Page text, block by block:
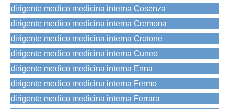
dirigente medico medicina interna Cosenza
dirigente medico medicina interna Cremona
dirigente medico medicina interna Crotone
dirigente medico medicina interna Cuneo
dirigente medico medicina interna Enna
dirigente medico medicina interna Fermo
dirigente medico medicina interna Ferrara